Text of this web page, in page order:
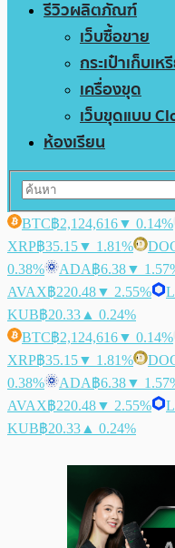
รีวิวผลิตภัณฑ์
เว็บซื้อขาย
กระเป๋าเก็บเ
เครื่องขุด
เว็บขุดแบบ
ห้องเรียน
BTC฿2,124,616▼ 0.14%
XRP฿35.15▼ 1.81%
0.38%
ADA฿6.38▼
AVAX฿220.48▼ 2.55%
KUB฿20.33 ▲ 0.24%
BTC฿2,124,616▼ 0.14%
XRP฿35.15▼ 1.81%
0.38%
ADA฿6.38▼
AVAX฿220.48▼ 2.55%
KUB฿20.33 ▲ 0.24%